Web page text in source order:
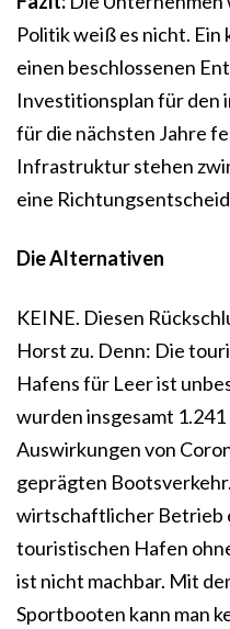
Politik weiß es nicht.
einen beschlossenen
Investitionsplan für den
für die nächsten Jahre
Infrastruktur stehen
eine
Die Alternativen
KEINE. Diesen
Horst zu. Denn: Die
Hafens für Leer ist
wurden insgesamt
Auswirkungen von
geprägten
wirtschaftlicher Betrieb
touristischen Hafen
ist nicht machbar. Mit
Sportbooten kann man